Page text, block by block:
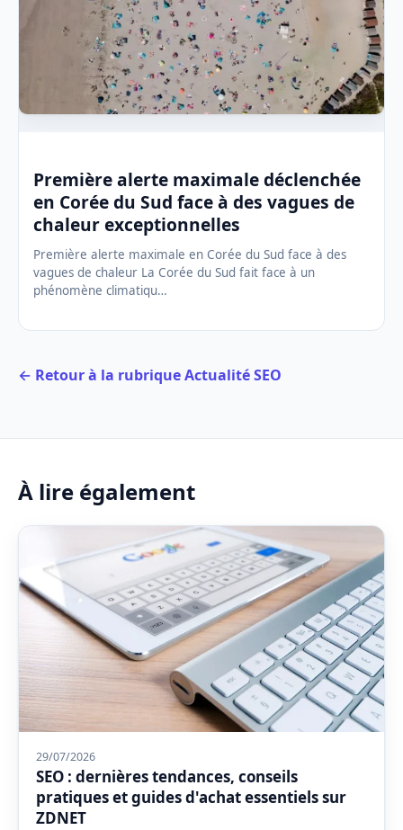
Première alerte maximale déclenchée
en Corée du Sud face à des vagues de
chaleur exceptionnelles
Première alerte maximale en Corée du Sud face à des
vagues de chaleur La Corée du Sud fait face à un
phénomène climatiqu…
← Retour à la rubrique Actualité SEO
À lire également
29/07/2026
SEO : dernières tendances, conseils
pratiques et guides d'achat essentiels sur
ZDNET